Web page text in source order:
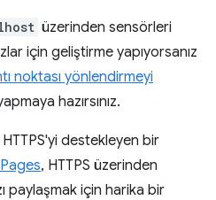
üzerinden sensörleri
için geliştirme yapıyorsanız
noktası yönlendirmeyi
hazırsınız.
destekleyen bir
, HTTPS üzerinden
paylaşmak için harika bir